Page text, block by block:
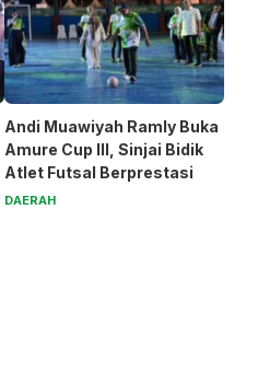
Andi Muawiyah Ramly Buka
Amure Cup III, Sinjai Bidik
Atlet Futsal Berprestasi
DAERAH